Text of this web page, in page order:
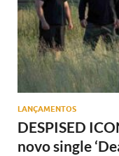
LANÇAMENTOS
DESPISED
novo single